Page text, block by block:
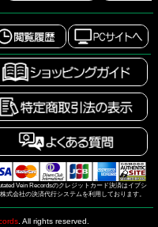
Vein Recordsのクレジットカード決済はイプシ
式会社の決済代行システムを利用しております。
All rights reserved.